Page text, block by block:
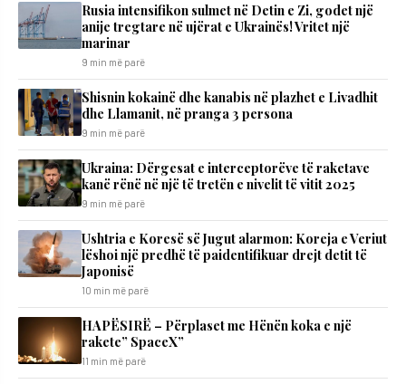
Rusia intensifikon sulmet në Detin e Zi, godet një
anije tregtare në ujërat e Ukrainës! Vritet një
marinar
9 min më parë
Shisnin kokainë dhe kanabis në plazhet e Livadhit
dhe Llamanit, në pranga 3 persona
9 min më parë
Ukraina: Dërgesat e interceptorëve të raketave
kanë rënë në një të tretën e nivelit të vitit 2025
9 min më parë
Ushtria e Koresë së Jugut alarmon: Koreja e Veriut
lëshoi një predhë të paidentifikuar drejt detit të
Japonisë
10 min më parë
HAPËSIRË – Përplaset me Hënën koka e një
rakete” SpaceX”
11 min më parë